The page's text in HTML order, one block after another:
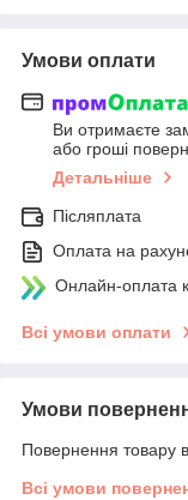
Умови оплати
Ви отримаєте
або гроші
Детальніше
Післяплата
Оплата на
Онлайн-оплата
Всі умови оплати
Умови
Повернення товару
Всі умови